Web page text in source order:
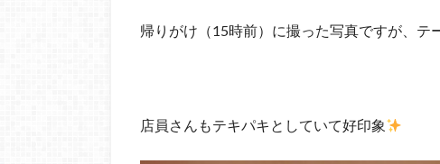
帰りがけ（15時前）に撮った写真ですが、テ
店員さんもテキパキとしていて好印象